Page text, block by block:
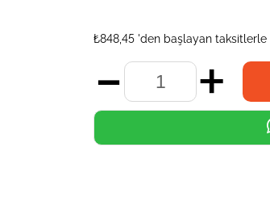
₺848,45 'den başlayan taksitlerle